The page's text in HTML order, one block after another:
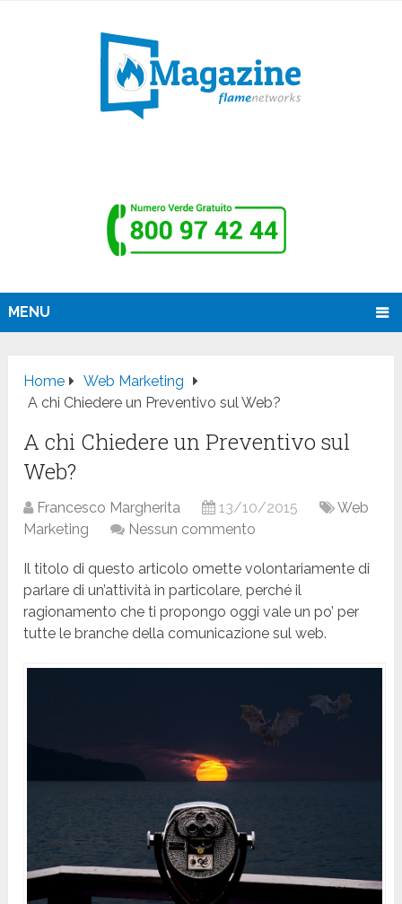
MENU
Home
Web Marketing
A chi Chiedere un Preventivo sul Web?
A chi Chiedere un Preventivo sul
Web?
Francesco Margherita 13/10/2015
Web
Marketing
Nessun commento
Il titolo di questo articolo omette volontariamente di
parlare di un’attività in particolare, perché il
ragionamento che ti propongo oggi vale un po’ per
tutte le branche della comunicazione sul web.